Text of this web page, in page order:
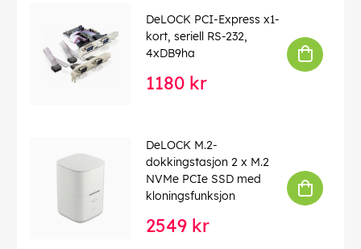
DeLOCK PCI-Express x1-
kort, seriell RS-232,
4xDB9ha
1180 kr
DeLOCK M.2-
dokkingstasjon 2 x M.2
NVMe PCIe SSD med
kloningsfunksjon
2549 kr